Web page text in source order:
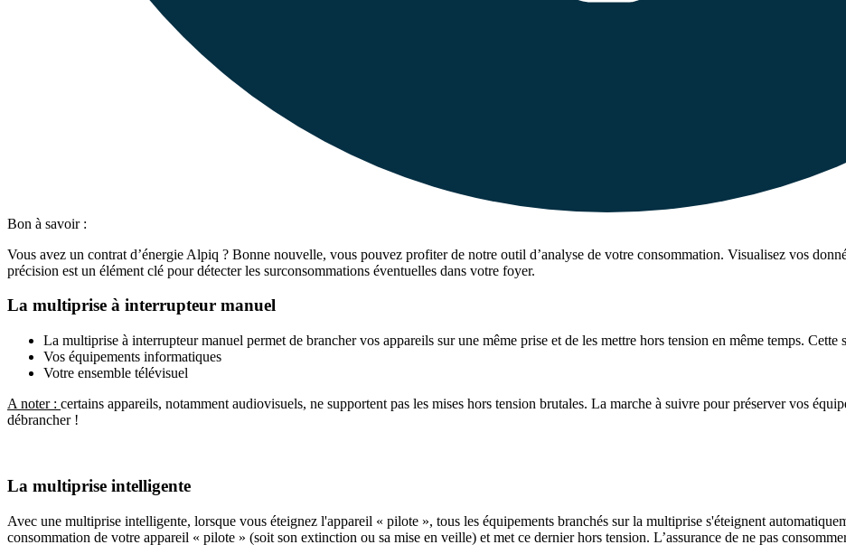
Bon à savoir :
Vous avez un contrat d’énergie Alpiq ? Bonne nouvelle, vous pouvez profiter de notre outil d’analyse de votre consommation. Visualisez vos
précision est un élément clé pour détecter les surconsommations éventuelles dans votre foyer.
La multiprise à interrupteur manuel
La multiprise à interrupteur manuel permet de brancher vos appareils sur une même prise et de les mettre hors tension en même temps. Cette
Vos équipements informatiques
Votre ensemble télévisuel
A noter : certains appareils, notamment audiovisuels, ne supportent pas les mises hors tension brutales. La marche à suivre pour préserver vos
débrancher !
La multiprise intelligente
Avec une multiprise intelligente, lorsque vous éteignez l'appareil « pilote », tous les équipements branchés sur la multiprise s'éteignent
consommation de votre appareil « pilote » (soit son extinction ou sa mise en veille) et met ce dernier hors tension. L’assurance de ne pas